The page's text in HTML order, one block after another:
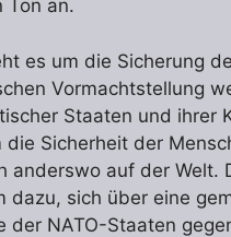
Ton an.
es um die Sicherung
Vormachtstellung
Staaten und ihrer
die Sicherheit der
anderswo auf der Welt.
dazu, sich über eine
der NATO-Staaten